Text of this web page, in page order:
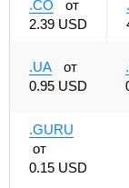
.CO
от
2.39 USD
.UA
от
0.95 USD
.GURU
от
0.15 USD